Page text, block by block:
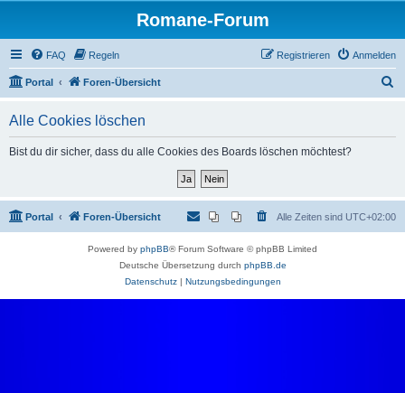
Romane-Forum
FAQ Regeln Anmelden
Registrieren
Portal Foren-Übersicht
Alle Cookies löschen
Bist du dir sicher, dass du alle Cookies des Boards löschen möchtest?
Portal Foren-Übersicht Alle Zeiten sind UTC+02:00
Powered by phpBB® Forum Software © phpBB Limited
Deutsche Übersetzung durch phpBB.de
Datenschutz| Nutzungsbedingungen